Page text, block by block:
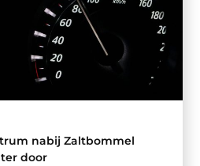
nabij Zaltbommel
door